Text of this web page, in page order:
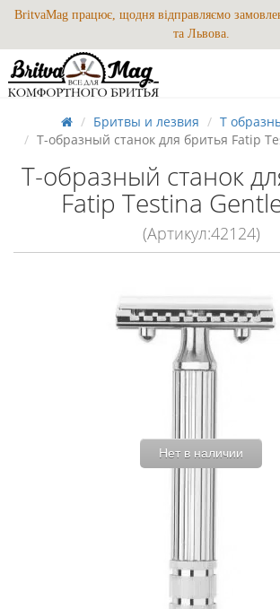
BritvaMag працює, щодня відправляємо
та Львова.
Бритвы и лезвия
Т
Т-образный станок для бритья Fatip
Т-образный станок
Fatip Testina
(Артикул:42124)
Нет в наличии